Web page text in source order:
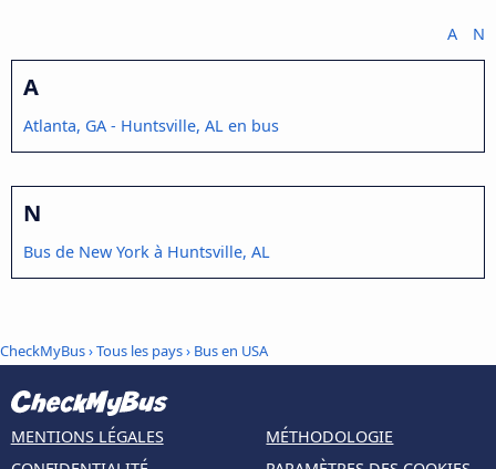
A N
A
Atlanta, GA - Huntsville, AL en bus
N
Bus de New York à Huntsville, AL
CheckMyBus›Tous les pays› Bus en USA
MENTIONS LÉGALES
MÉTHODOLOGIE